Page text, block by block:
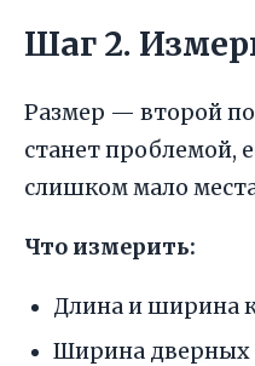
Шаг 2.
Размер — второй
станет проблемой,
слишком мало
Что измерить:
Длина и ширина
Ширина дверных